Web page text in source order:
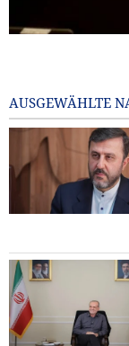
Kommentar | Die
Warum eine
Staaten der
Hamas: Der
unseren
Yahya Saree: Wir
Söldner mit
zerschlagen
AUSGEWÄHLTE